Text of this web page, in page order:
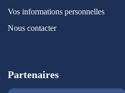
Vos informations personnelles
Nous contacter
Partenaires